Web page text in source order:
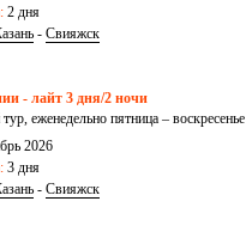
2 дня
- Свияжск
- лайт 3 дня/2 ночи
еженедельно пятница – воскресенье
2026
3 дня
- Свияжск